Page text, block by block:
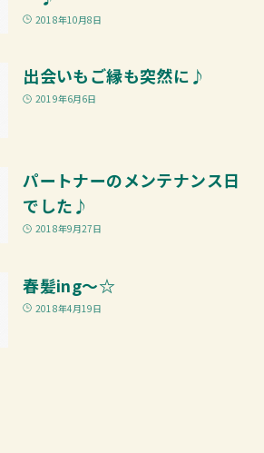
2018年10月8日
出会いもご縁も突然に♪
2019年6月6日
パートナーのメンテナンス日
でした♪
2018年9月27日
春髪ing～☆
2018年4月19日